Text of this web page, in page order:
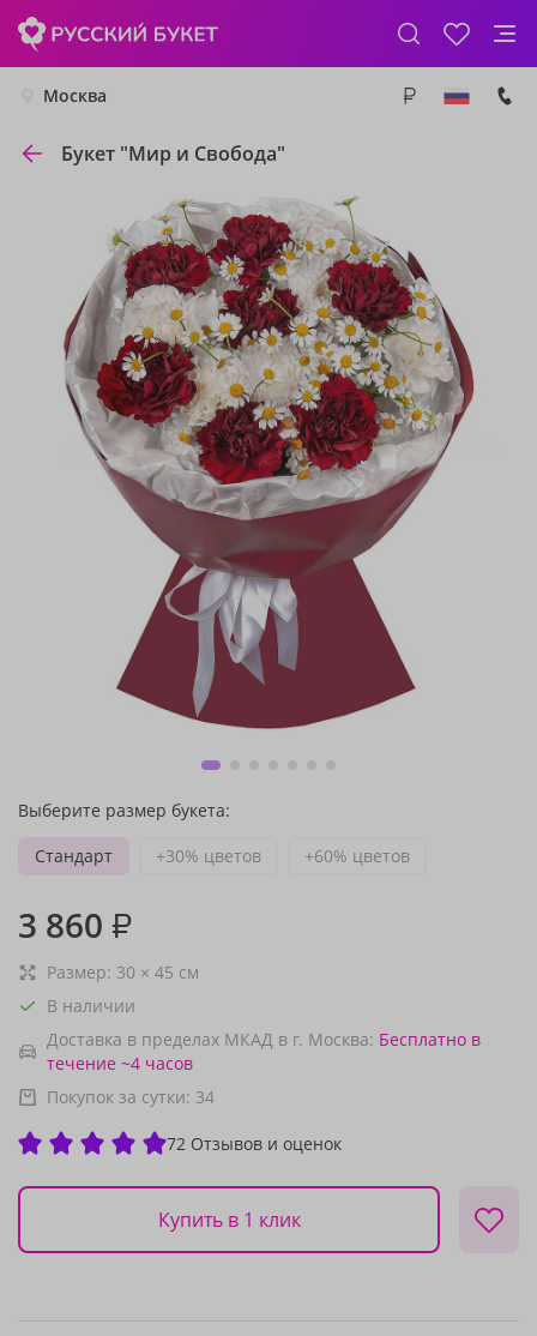
Москва
Букет "Мир и Свобода"
Выберите размер букета:
Стандарт
+30% цветов +60% цветов
3 860 ₽
Размер: 30 × 45 см
В наличии
Доставка в пределах МКАД в г. Москва: Бесплатно в
течение ~4 часов
Покупок за сутки: 34
72 Отзывов и оценок
Купить в 1 клик